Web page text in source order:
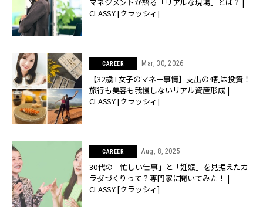
CLASSY.[クラッシィ]
CAREER Mar, 30, 2026
【32歳IT女子のマネー事情】支出の4割は投資！
旅行も美容も我慢しないリアル資産形成 |
CLASSY.[クラッシィ]
CAREER Aug, 8, 2025
30代の「忙しい仕事」と「妊娠」を見据えたカ
ラダづくりって？専門家に聞いてみた！ |
CLASSY.[クラッシィ]